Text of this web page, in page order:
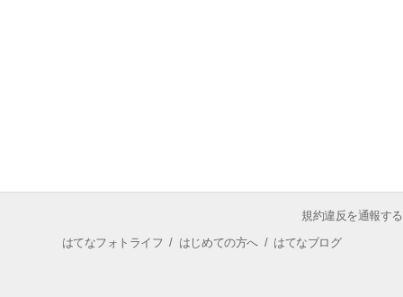
規約違反を通報する
はてなフォトライフ / はじめての方へ/ はてなブログ